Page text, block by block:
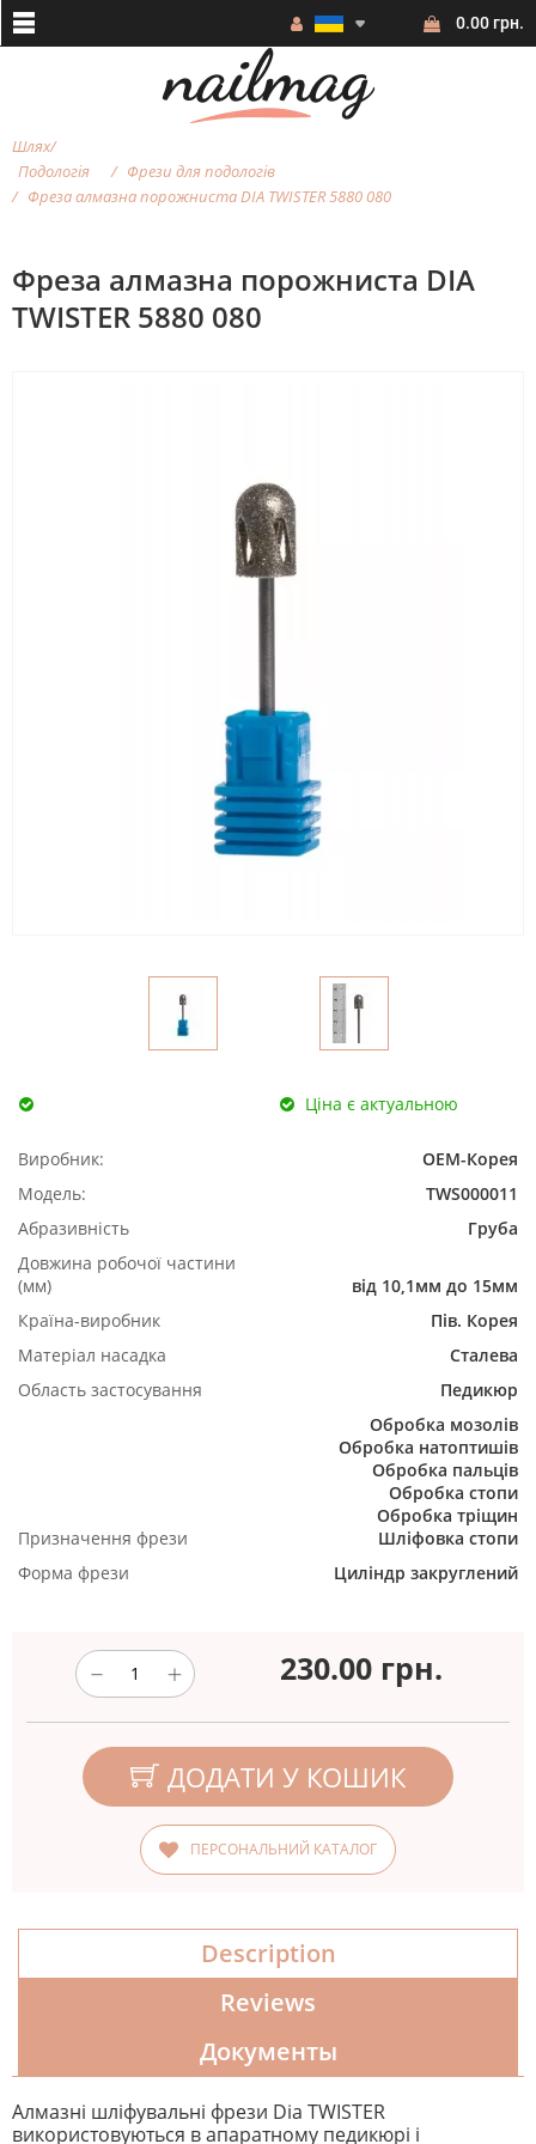
0.00 грн.
Шлях
Подологія
Фрези для подологів
Фреза алмазна порожниста DIA TWISTER 5880 080
Фреза алмазна порожниста DIA
TWISTER 5880 080
Ціна є актуальною
Виробник:
ОЕМ-Корея
Модель:
TWS000011
Абразивність
Груба
Довжина робочої частини
(мм)
від 10,1мм до 15мм
Країна-виробник
Пів. Корея
Матеріал насадка
Сталева
Область застосування
Педикюр
Призначення фрези
Обробка мозолів
Обробка натоптишів
Обробка пальців
Обробка стопи
Обробка тріщин
Шліфовка стопи
Форма фрези
Циліндр закруглений
230.00 грн.
ДОДАТИ У КОШИК
ПЕРСОНАЛЬНИЙ КАТАЛОГ
Description
Reviews
Документы
Алмазні шліфувальні фрези Dia TWISTER
використовуються в апаратному педикюрі і